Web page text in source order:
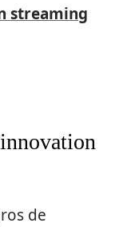
streaming
de